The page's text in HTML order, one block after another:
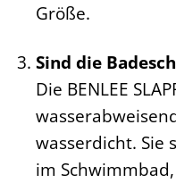
Größe.
Sind die
Die BENLEE
wasserdicht. Sie
im